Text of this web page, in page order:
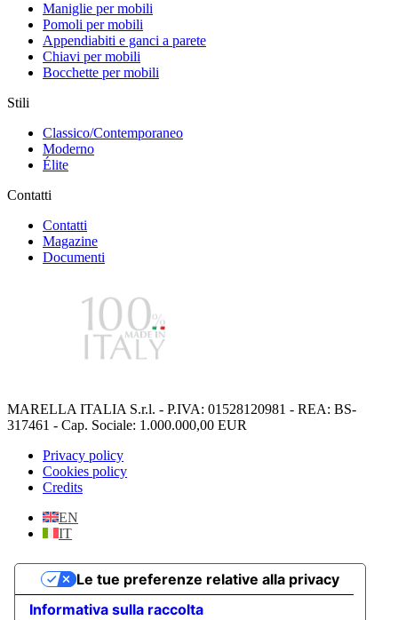
Maniglie per mobili
Pomoli per mobili
Appendiabiti e ganci a parete
Chiavi per mobili
Bocchette per mobili
Stili
Classico/Contemporaneo
Moderno
Élite
Contatti
Contatti
Magazine
Documenti
MARELLA ITALIA S.r.l. - P.IVA: 01528120981 - REA: BS-
317461 - Cap. Sociale: 1.000.000,00 EUR
Privacy policy
Cookies policy
Credits
EN
IT
Informativa sulla raccolta
Le tue preferenze relative alla privacy